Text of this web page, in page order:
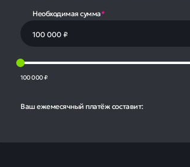
Необходимая сумма*
100 000 ₽
Ваш ежемесячный платёж составит: